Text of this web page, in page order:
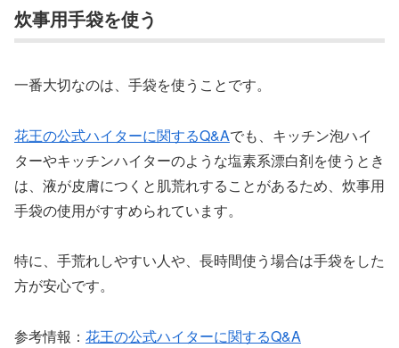
炊事用手袋を使う
一番大切なのは、手袋を使うことです。
花王の公式ハイターに関するQ&Aでも、キッチン泡ハイ
ターやキッチンハイターのような塩素系漂白剤を使うとき
は、液が皮膚につくと肌荒れすることがあるため、炊事用
手袋の使用がすすめられています。
特に、手荒れしやすい人や、長時間使う場合は手袋をした
方が安心です。
参考情報： 花王の公式ハイターに関するQ&A